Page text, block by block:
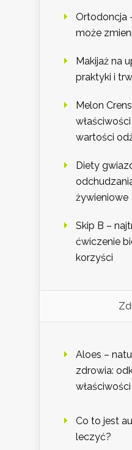
Ortodoncja
może
Makijaż na
praktyki i
Melon
wartości
Diety
żywieniowe
Skip B –
ćwiczenie
korzyści
Aloes –
zdrowia:
Co to jest
leczyć?